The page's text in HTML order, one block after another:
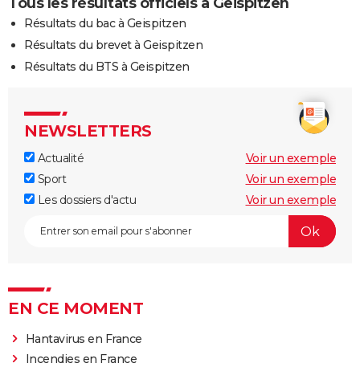
Résultats du bac à Geispitzen
Résultats du brevet à Geispitzen
Résultats du BTS à Geispitzen
NEWSLETTERS
Actualité
Voir un exemple
Sport
Voir un exemple
Les dossiers d'actu
Voir un exemple
EN CE MOMENT
Hantavirus en France
Incendies en France